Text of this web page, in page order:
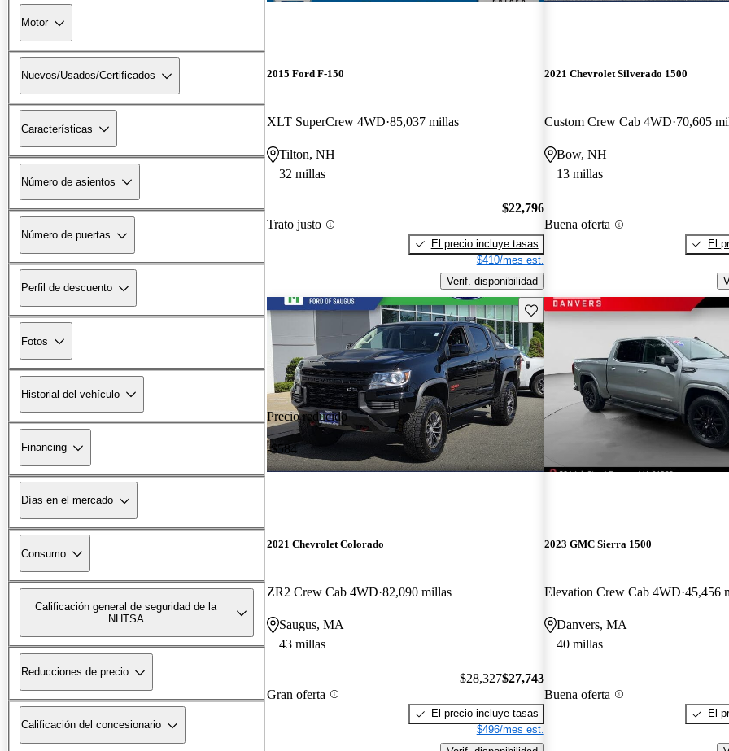
Motor
Nuevos/Usados/Certificados
Características
Número de asientos
Número de puertas
Perfil de descuento
Fotos
Historial del vehículo
Financing
Días en el mercado
Consumo
Calificación general de seguridad de la
NHTSA
Reducciones de precio
Calificación del concesionario
2015 Ford F-150
XLT SuperCrew 4WD 85,037 millas
Tilton, NH
32 millas
Trato justo
$22,796
El precio incluye tasas
$410/mes est.
Verif. disponibilidad
2021 Chevrolet Silverado 1500
Custom Crew Cab 4WD 70,605
Bow, NH
13 millas
Buena oferta
El
Precio reducido
-$584
Guarda este Aviso
2021 Chevrolet Colorado
ZR2 Crew Cab 4WD 82,090 millas
Saugus, MA
43 millas
Gran oferta
$28,327$27,743
El precio incluye tasas
$496/mes est.
2023 GMC Sierra 1500
Elevation Crew Cab 4WD 45,456
Danvers, MA
40 millas
Buena oferta
El